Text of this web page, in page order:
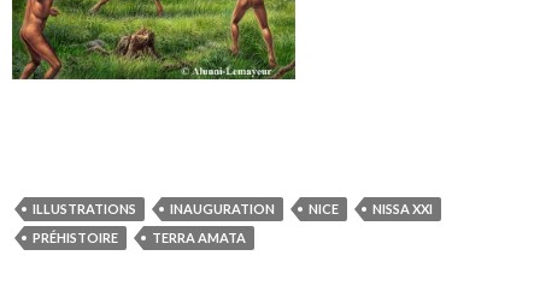
ILLUSTRATIONS INAUGURATION NICE
NISSA XXI
PRÉHISTOIRE
TERRA AMATA